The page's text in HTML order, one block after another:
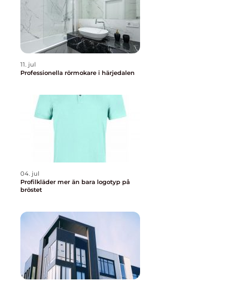
11. jul
Professionella rörmokare i härjedalen
04. jul
Profilkläder mer än bara logotyp på
bröstet